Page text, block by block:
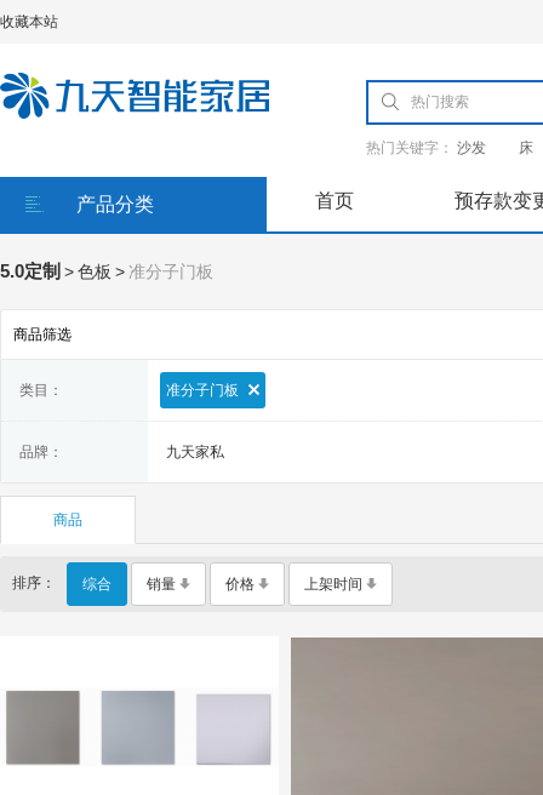
收藏本站
热门关键字： 沙发 床
产品分类 首页 预存款变
5.0定制 >色板 >准分子门板
商品筛选
类目： 准分子门板
品牌： 九天家私
商品
排序： 综合 销量 价格 上架时间